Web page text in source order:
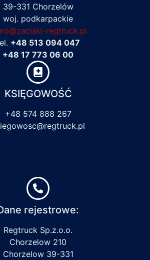
39-331 Chorzelów
woj. podkarpackie
regtruck.pl
+48 513 094 047
+48 17 773 06 00
KSIĘGOWOŚĆ
+48 574 888 267
rejestrowe:
Regtruck Sp.z.o.o.
Chorzelow 210
Chorzelow 39-331